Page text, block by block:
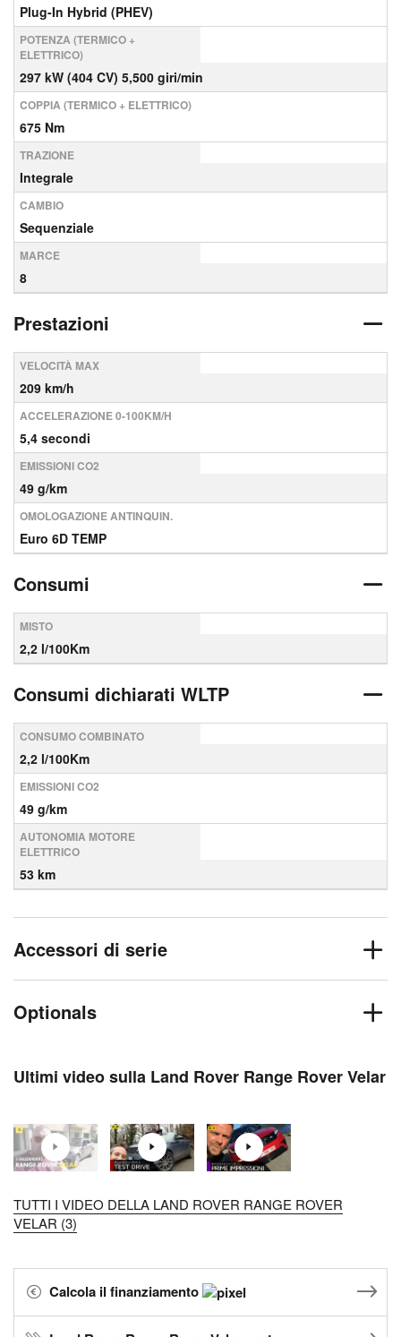
Plug-In Hybrid (PHEV)
POTENZA (TERMICO +
ELETTRICO)
297 kW (404 CV) 5,500 giri/min
COPPIA (TERMICO + ELETTRICO)
675 Nm
TRAZIONE
Integrale
CAMBIO
Sequenziale
MARCE
8
Prestazioni
VELOCITÀ MAX
209 km/h
ACCELERAZIONE 0-100KM/H
5,4 secondi
EMISSIONI CO2
49 g/km
OMOLOGAZIONE ANTINQUIN.
Euro 6D TEMP
Consumi
MISTO
2,2 l/100Km
Consumi dichiarati WLTP
CONSUMO COMBINATO
2,2 l/100Km
EMISSIONI CO2
49 g/km
AUTONOMIA MOTORE
ELETTRICO
53 km
Accessori di serie
Optionals
Ultimi video sulla Land Rover Range Rover Velar
TUTTI I VIDEO DELLA LAND ROVER RANGE ROVER
VELAR (3)
Calcola il finanziamento